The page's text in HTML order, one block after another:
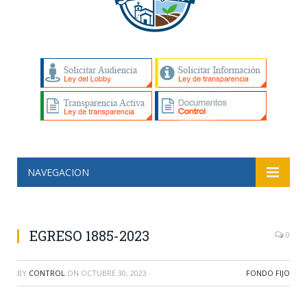
NAVEGACION
EGRESO 1885-2023 0
BY CONTROL ON OCTUBRE 30, 2023 · FONDO FIJO